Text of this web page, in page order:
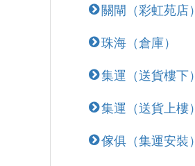
關閘（彩虹苑店）
珠海（倉庫）
集運（送貨樓下）
集運（送貨上樓）
傢俱（集運安裝）